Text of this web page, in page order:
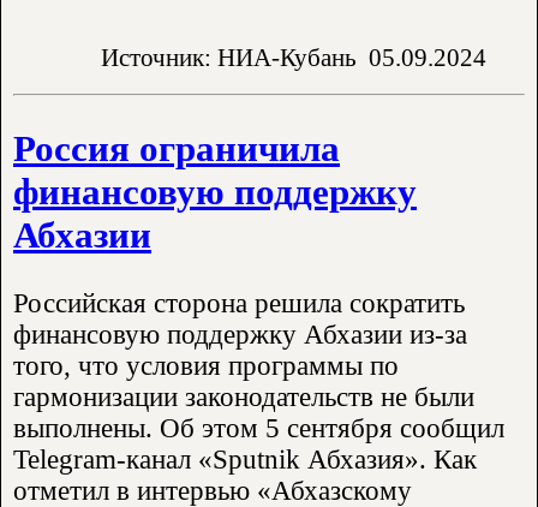
Источник: НИА-Кубань 05.09.2024
Россия ограничила
финансовую поддержку
Абхазии
Российская сторона решила сократить
финансовую поддержку Абхазии из-за
того, что условия программы по
гармонизации законодательств не были
выполнены. Об этом 5 сентября сообщил
Telegram-канал «Sputnik Абхазия». Как
отметил в интервью «Абхазскому